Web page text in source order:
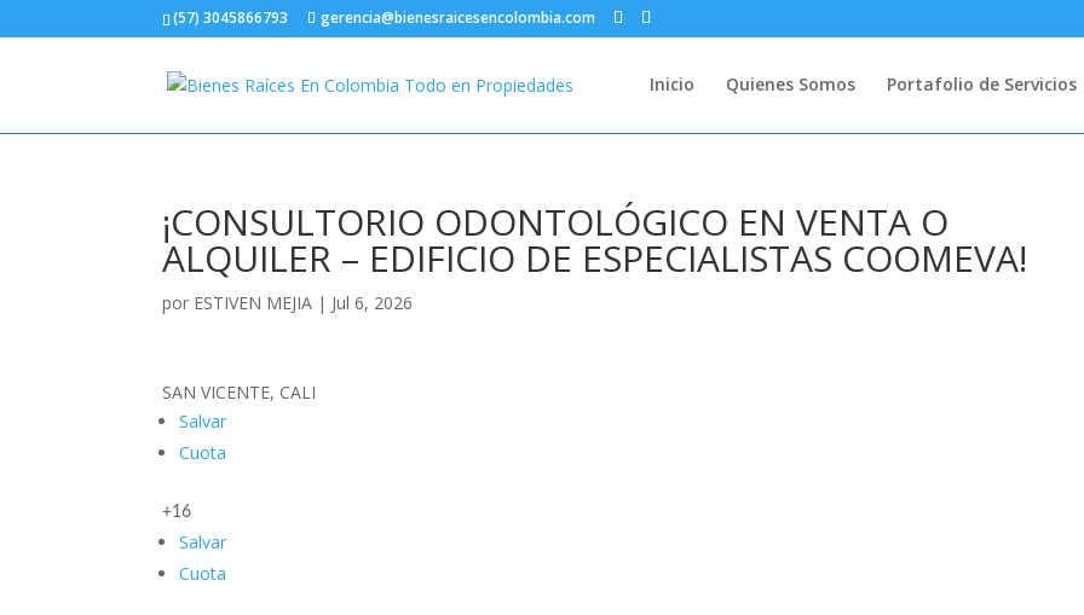
(57) 3045866793 gerencia@bienesraicesencolombia.com
Inicio Quienes Somos Portafolio de Servicios
¡CONSULTORIO ODONTOLÓGICO EN VENTA O
ALQUILER – EDIFICIO DE ESPECIALISTAS COOMEVA!
por ESTIVEN MEJIA | Jul 6, 2026
SAN VICENTE, CALI
Salvar
Cuota
+16
Salvar
Cuota